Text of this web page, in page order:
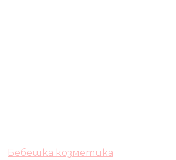
Бебешка козметика